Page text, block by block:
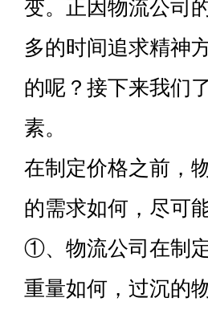
变。正因物流公司
多的时间追求精神
的呢？接下来我们
素。
在制定价格之前，
的需求如何，尽可
①、物流公司在制
重量如何，过沉的